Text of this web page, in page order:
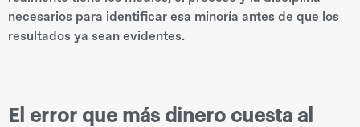
necesarios para identificar esa minoría antes de que los
resultados ya sean evidentes.
El error que más dinero cuesta al